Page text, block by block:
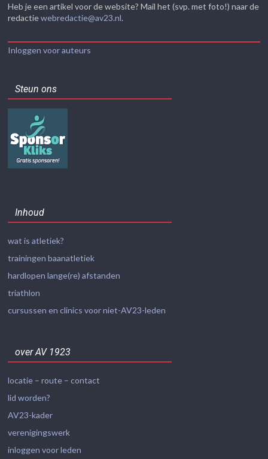
Heb je een artikel voor de website? Mail het (svp. met foto!) naar de
redactiewebredactie@av23.nl.
Inloggen voor auteurs
Steun ons
Inhoud
wat is atletiek?
trainingen baanatletiek
hardlopen lange(re) afstanden
triathlon
cursussen en clinics voor niet-AV23-leden
over AV 1923
locatie – route – contact
lid worden?
AV23-kader
verenigingswerk
inloggen voor leden